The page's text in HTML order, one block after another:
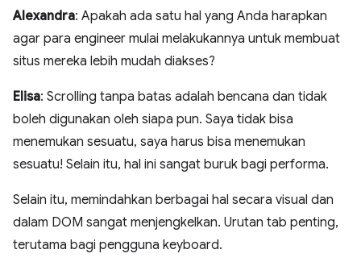
Alexandra: Apakah ada satu hal yang Anda harapkan
agar para engineer mulai melakukannya untuk membuat
situs mereka lebih mudah diakses?
Elisa: Scrolling tanpa batas adalah bencana dan tidak
boleh digunakan oleh siapa pun. Saya tidak bisa
menemukan sesuatu, saya harus bisa menemukan
sesuatu! Selain itu, hal ini sangat buruk bagi performa.
Selain itu, memindahkan berbagai hal secara visual dan
dalam DOM sangat menjengkelkan. Urutan tab penting,
terutama bagi pengguna keyboard.